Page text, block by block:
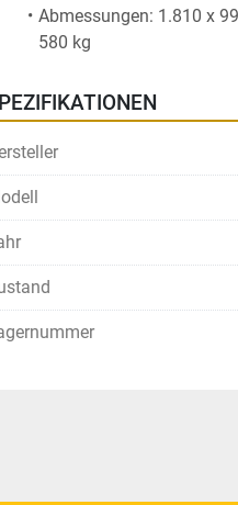
Abmessungen: 1.810 x
580 kg